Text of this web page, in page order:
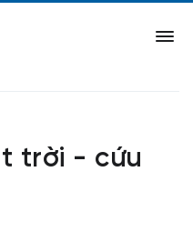
trời - cứu